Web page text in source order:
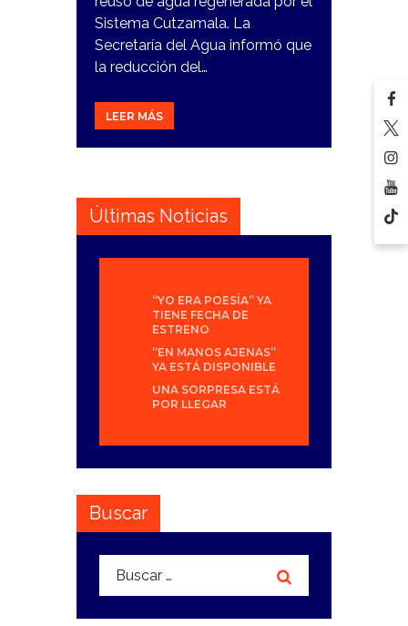
Sistema Cutzamala. La
Secretaría del Agua informó que
la reducción del…
LEER MÁS
Últimas Noticias
“YO ERA POESÍA” YA
TIENE FECHA DE
ESTRENO
“EN MANOS AJENAS”
YA ESTÁ DISPONIBLE
UNA SORPRESA ESTÁ
POR LLEGAR
Buscar
Buscar: